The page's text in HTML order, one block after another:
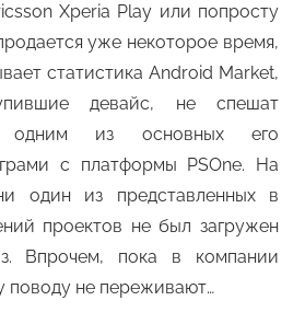
Xperia Play или попросту
уже некоторое время,
статистика Android Market,
девайс, не спешат
одним из основных его
с платформы PSOne. На
один из представленных в
проектов не был загружен
Впрочем, пока в компании
поводу не переживают…